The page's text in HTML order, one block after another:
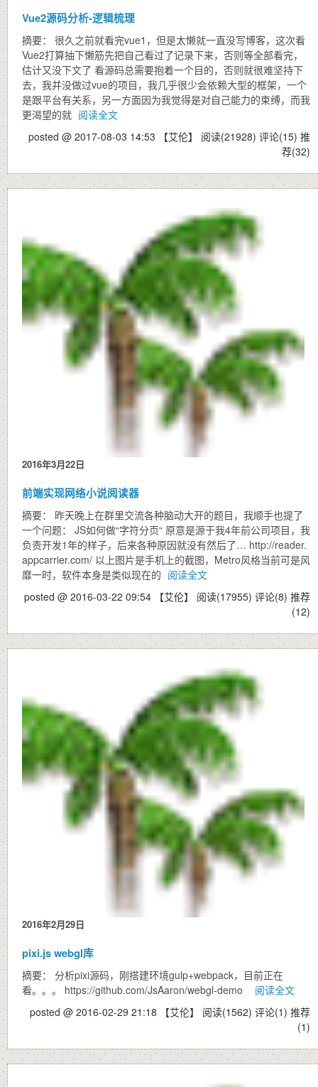
Vue2源码分析-逻辑梳理
摘要： 很久之前就看完vue1，但是太懒就一直没写博客，这次看
Vue2打算抽下懒筋先把自己看过了记录下来，否则等全部看完，
估计又没下文了 看源码总需要抱着一个目的，否则就很难坚持下
去，我并没做过vue的项目，我几乎很少会依赖大型的框架，一个
是跟平台有关系，另一方面因为我觉得是对自己能力的束缚，而我
更渴望的就 阅读全文
posted @ 2017-08-03 14:53 【艾伦】 阅读(21928) 评论(15) 推
荐(32)
2016年3月22日
前端实现网络小说阅读器
摘要： 昨天晚上在群里交流各种脑动大开的题目，我顺手也提了
一个问题： JS如何做“字符分页“ 原意是源于我4年前公司项目，我
负责开发1年的样子，后来各种原因就没有然后了… http://reader.
appcarrier.com/ 以上图片是手机上的截图，Metro风格当前可是风
靡一时，软件本身是类似现在的 阅读全文
posted @ 2016-03-22 09:54 【艾伦】 阅读(17955) 评论(8) 推荐
(12)
2016年2月29日
pixi.js webgl库
摘要： 分析pixi源码，刚搭建环境gulp+webpack，目前正在
看。。。 https://github.com/JsAaron/webgl-demo
阅读全文
posted @ 2016-02-29 21:18 【艾伦】 阅读(1562) 评论(1) 推荐
(1)